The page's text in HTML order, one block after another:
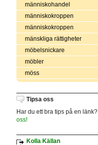
människohandel
människokroppen
människokroppen
mänskliga rättigheter
möbelsnickare
möbler
möss
Tipsa oss
Har du ett bra tips på en länk?
oss!
Kolla Källan